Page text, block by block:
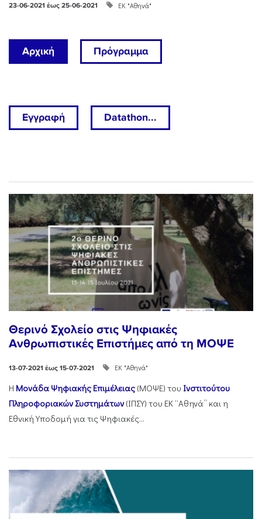
23-06-2021 έως 25-06-2021 ΕΚ "Αθηνά"
Αρχική Πρόγραμμα
Εγγραφή Datathon...
Θερινό Σχολείο στις Ψηφιακές
Ανθρωπιστικές Επιστήμες από τη ΜΟΨΕ
13-07-2021 έως 15-07-2021 ΕΚ "Αθηνά"
Η Μονάδα Ψηφιακής Επιμέλειας (ΜΟΨΕ) του Ινστιτούτου
Πληροφοριακών Συστημάτων (ΙΠΣΥ) του ΕΚ “Αθηνά” και η
Εθνική Υποδομή για τις Ψηφιακές...